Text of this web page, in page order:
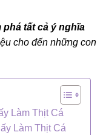
phá tất cả ý nghĩa
cho đến những con
Làm Thịt Cá
Làm Thịt Cá